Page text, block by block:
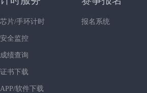
芯片/手环计时
安全监控
成绩查询
证书下载
APP/软件下载
报名系统